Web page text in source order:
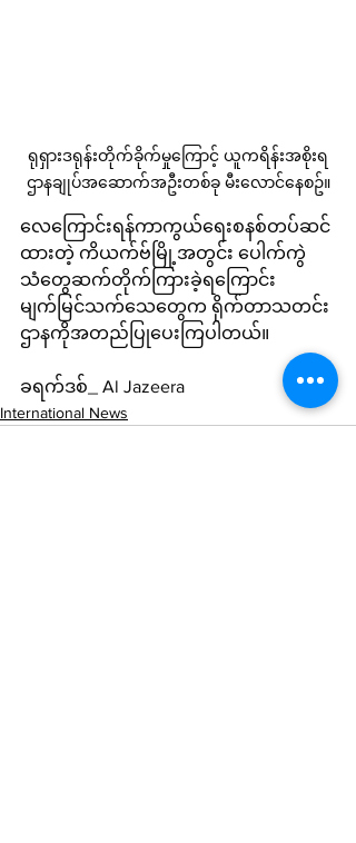
ရုရှားဒရုန်းတိုက်ခိုက်မှုကြောင့် ယူကရိန်းအစိုးရ
ဌာနချုပ်အဆောက်အဦးတစ်ခု မီးလောင်နေစဥ်။
လေကြောင်းရန်ကာကွယ်ရေးစနစ်တပ်ဆင်
ထားတဲ့ ကိယက်ဗ်မြို့အတွင်း ပေါက်ကွဲ
သံတွေဆက်တိုက်ကြားခဲ့ရကြောင်း
မျက်မြင်သက်သေတွေက ရိုက်တာသတင်း
ဌာနကိုအတည်ပြုပေးကြပါတယ်။
ခရက်ဒစ်_ Al Jazeera
International News